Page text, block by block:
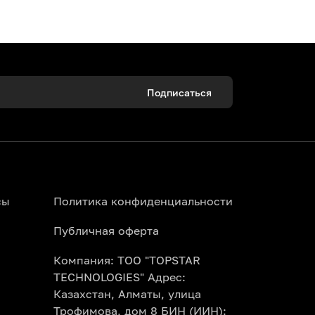
портал поможет организовать
на сайте Topbilet.kz. Мы
и рейвы по выгодным
предлагают специальные групповые
схеме зала при
Подписаться
Политика конфиденциальности
Публичная оферта
Компания: ТОО "TOPSTAR
TECHNOLOGIES" Адрес:
Казахстан, Алматы, улица
Трофимова, дом 8 БИН (ИИН):